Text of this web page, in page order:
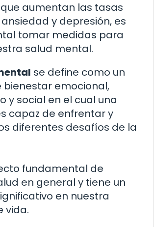
aumentan las tasas
y depresión, es
tomar medidas para
salud mental.
se define como un
bienestar emocional,
y social en el cual una
capaz de enfrentar y
diferentes desafíos de la
fundamental de
en general y tiene un
en nuestra
vida.